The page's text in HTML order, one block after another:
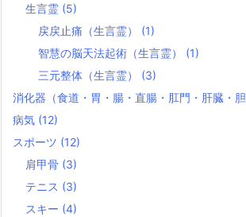
生言霊 (5)
戻戻止痛（生言霊） (1)
智慧の脳天法起術（生言霊） (1)
三元整体（生言霊） (3)
消化器（食道・胃・腸・直腸・肛門・肝臓・
病気 (12)
スポーツ (12)
肩甲骨 (3)
テニス (3)
スキー (4)